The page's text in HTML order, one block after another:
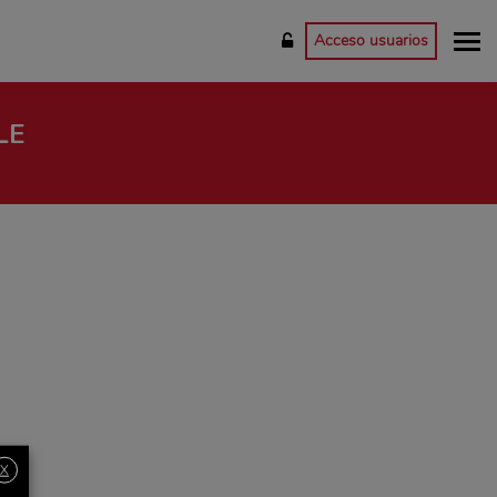
Acceso usuarios
X